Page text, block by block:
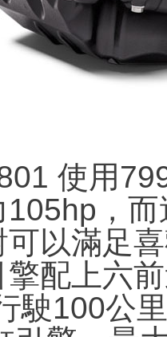
使用
，
以滿足
配上六
駛100公